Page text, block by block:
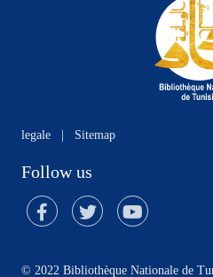
legale Sitemap
Follow us
© 2022 Bibliothèque Nationale de